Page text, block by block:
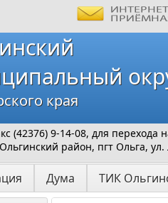
края
(42376) 9-14-08, для
район, пгт Ольга,
Дума ТИК